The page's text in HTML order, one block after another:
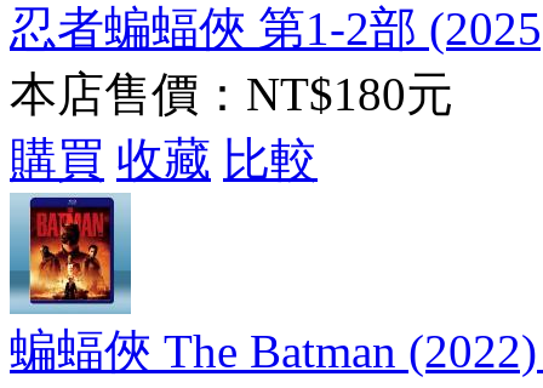
忍者蝙蝠俠 第1-2部
本店售價： NT$180元
購買 收藏 比較
蝙蝠俠 The Batman